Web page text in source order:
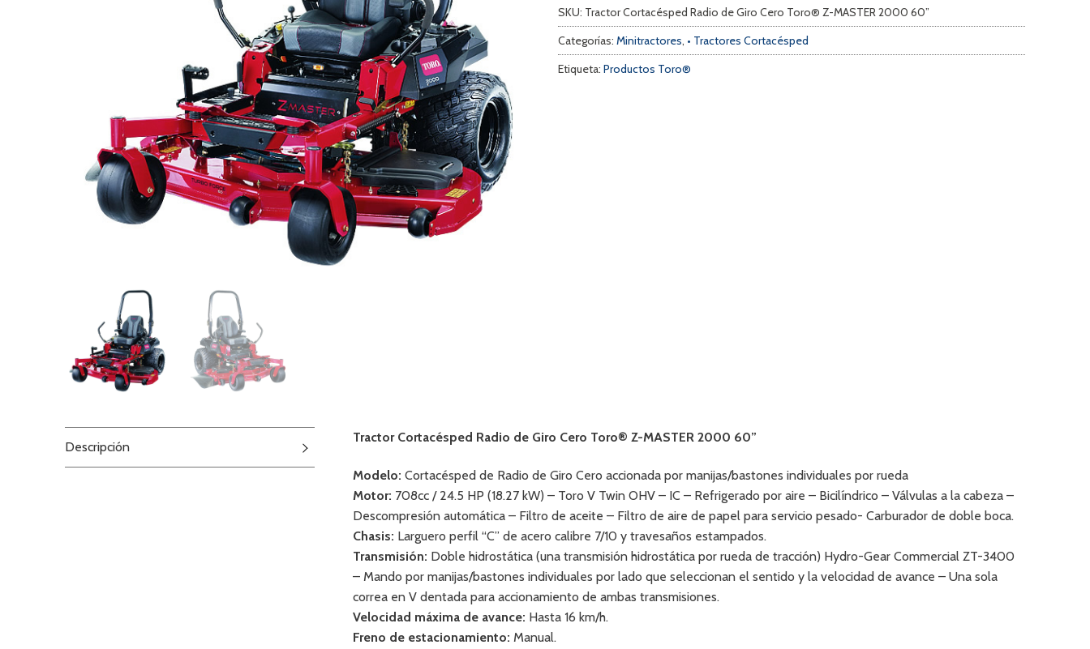
Servicio Técnico
Contacto
Búsqueda
de
productos
SKU: Tractor Cortacésped Radio de Giro Cero Toro® Z-MASTER 2000 60”
Categorías: Minitractores, • Tractores Cortacésped
Etiqueta: Productos Toro®
Descripción
Tractor Cortacésped Radio de Giro Cero Toro® Z-MASTER 2000 60”
Modelo:Cortacésped de Radio de Giro Cero accionada por manijas/bastones individuales por rueda
Motor: 708cc / 24.5 HP (18.27 kW) – Toro V Twin OHV – IC – Refrigerado por aire – Bicilíndrico – Válvulas a la cabeza –
Descompresión automática – Filtro de aceite – Filtro de aire de papel para servicio pesado- Carburador de doble boca.
Chasis: Larguero perfil “C” de acero calibre 7/10 y travesaños estampados.
Transmisión: Doble hidrostática (una transmisión hidrostática por rueda de tracción) Hydro-Gear Commercial ZT-3400
– Mando por manijas/bastones individuales por lado que seleccionan el sentido y la velocidad de avance – Una sola
correa en V dentada para accionamiento de ambas transmisiones.
Velocidad máxima de avance: Hasta 16 km/h.
Freno de estacionamiento:Manual.